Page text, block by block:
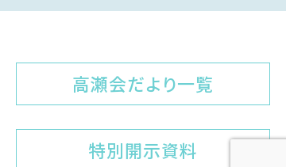
高瀬会だより一覧
特別開示資料